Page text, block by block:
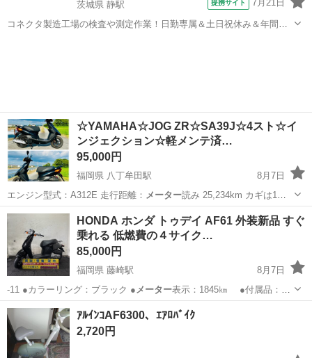
茨城県 静駅
提携サイト 7月21日
コネクタ製造工場の検査や測定作業！日勤専属＆土日祝休み＆年間休
☆YAMAHA☆JOG ZR☆SA39J☆4スト☆イ
ンジェクション☆軽メンテ済…
95,000円
福岡県 八丁牟田駅
8月7日
エンジン型式：A312E 走行距離： メーター読み 25,234km カギは1本
…福岡 三潴郡 ヤマハ インジェクション
HONDA ホンダ トゥデイ AF61 外装新品 すぐ
乗れる 低燃費の４サイク…
85,000円
福岡県 藤崎駅
8月7日
-11 ●カラーリング：ブラック ● メーター表示：1845㎞ ●付属品：キ
ー合…
福岡 福岡市 藤崎駅 HONDA
ｱﾙｲﾝｺAF6300、ｴｱﾛﾊﾞｲｸ
2,720円